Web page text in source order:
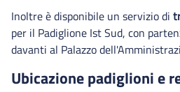
Inoltre è disponibile un servizio di
per il Padiglione Ist Sud, con
davanti al Palazzo
Ubicazione padiglioni e